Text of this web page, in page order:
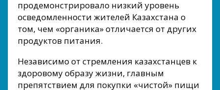
продемонстрировало низкий уровень
осведомленности жителей Казахстана о
том, чем «органика» отличается от других
продуктов питания.
Независимо от стремления казахстанцев к
здоровому образу жизни, главным
препятствием для покупки «чистой» пищи